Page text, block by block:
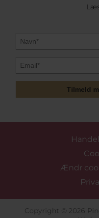
Tilmeld
Ændr
Copyright © 2026